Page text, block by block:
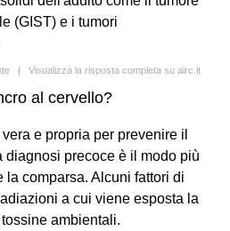
(GIST) e i tumori
| Visualizza la risposta completa su airc.it
al cervello?
e propria per prevenire il
diagnosi precoce è il modo più
la comparsa. Alcuni fattori di
a cui viene esposta la
ambientali.